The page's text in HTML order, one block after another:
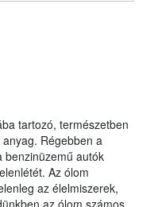
tartozó, természetben
Régebben a
benzinüzemű autók
Az ólom
az élelmiszerek,
az ólom számos